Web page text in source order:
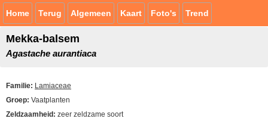
Home Terug Algemeen Kaart Foto's Trend
Mekka-balsem
Agastache aurantiaca
Familie: Lamiaceae
Groep: Vaatplanten
Zeldzaamheid: zeer zeldzame soort